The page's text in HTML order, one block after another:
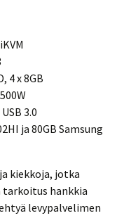
4 x 8GB
3.0
ja 80GB Samsung
kiekkoja, jotka
tarkoitus hankkia
levypalvelimen